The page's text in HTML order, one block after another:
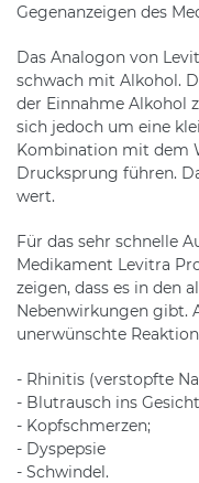
Gegenanzeigen des
Das Analogon von
schwach mit Alkohol.
der Einnahme Alkohol
sich jedoch um eine
Kombination mit dem
Drucksprung führen.
wert.
Für das sehr schnelle
Medikament Levitra
zeigen, dass es in den
Nebenwirkungen gibt.
unerwünschte
- Rhinitis (verstopfte
- Blutrausch ins
- Kopfschmerzen;
- Dyspepsie
- Schwindel.